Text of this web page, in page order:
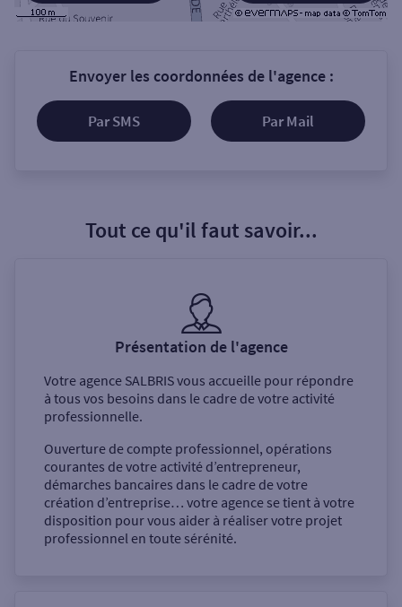
Envoyer les coordonnées de l'agence :
Par SMS Par Mail
Tout ce qu'il faut savoir...
Présentation de l'agence
Votre agence SALBRISvous accueille pour répondre
à tous vos besoins dans le cadre de votre activité
professionnelle.
Ouverture de compte professionnel, opérations
courantes de votre activité d’entrepreneur,
démarches bancaires dans le cadre de votre
création d’entreprise… votre agence se tient à votre
disposition pour vous aider à réaliser votre projet
professionnel en toute sérénité.